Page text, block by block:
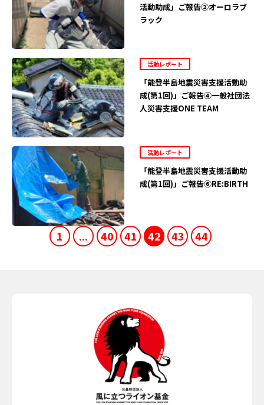
活動助成」ご報告②オーロラブ
ラック
活動レポート
「能登半島地震災害支援活動助
成(第1回)」ご報告④一般社団法
人災害支援ONE TEAM
活動レポート
「能登半島地震災害支援活動助
成(第1回)」ご報告⑥RE:BIRTH
1 ... 40 41 42 43 44